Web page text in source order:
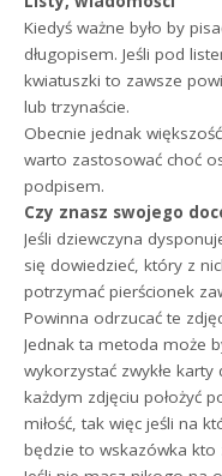
Kiedyś ważne było by
długopisem. Jeśli pod
kwiatuszki to zawsze
lub trzynaście.
Obecnie jednak
warto zastosować choć
podpisem.
Czy znasz swojego
Jeśli dziewczyna
się dowiedzieć, który z
potrzymać pierścionek
Powinna odrzucać te
Jednak ta metoda może
wykorzystać zwykłe
każdym zdjęciu położyć
miłość, tak więc jeśli na
będzie to wskazówka kto